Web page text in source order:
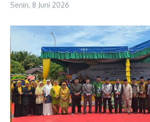
Senin, 8 Juni 2026